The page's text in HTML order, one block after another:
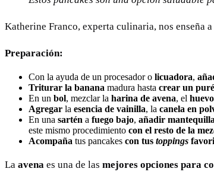
Katherine Franco, experta culinaria, nos enseña a
Preparación:
Con la ayuda de un procesador o licuadora,
Triturar la banana madura hasta crear un puré
En un bol, mezclar la harina de avena, el huevo
Agregar la esencia de vainilla, la canela en
En una sartén a fuego bajo, añadir mantequilla
este mismo procedimiento con el resto de la
Acompaña tus pancakes con tus toppings
La avena es una de las mejores opciones para